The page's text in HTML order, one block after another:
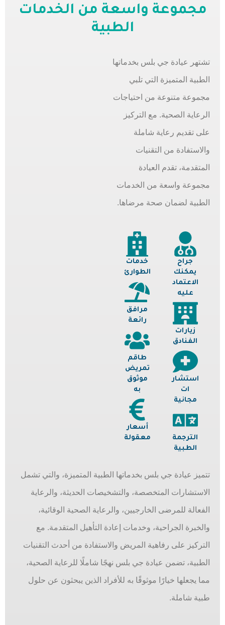
مجموعة واسعة من الخدمات
الطبية
تشتهر عيادة جي بلس بخدماتها
الطبية المتميزة التي تلبي
مجموعة متنوعة من احتياجات
الرعاية الصحية. مع التركيز
على تقديم رعاية شاملة
والاستفادة من التقنيات
المتقدمة، تقدم العيادة
مجموعة واسعة من الخدمات
الطبية لضمان صحة مرضاها.
خدمات
الطوارئ
مرافق
رائعة
طاقم
تمريض
موثوق
به
أسعار
معقولة
جراح
يمكنك
الاعتماد
عليه
زيارات
الفنادق
استشار
ات
مجانية
الترجمة
الطبية
تتميز عيادة جي بلس بخدماتها الطبية المتميزة، والتي تشمل
الاستشارات المتخصصة، والتشخيصات الحديثة، والرعاية
الفعالة للمرضى الخارجيين، والرعاية الصحية الوقائية،
والخبرة الجراحية، وخدمات إعادة التأهيل المتقدمة. مع
التركيز على رفاهية المريض والاستفادة من أحدث التقنيات
الطبية، تضمن عيادة جي بلس نهجًا شاملًا للرعاية الصحية،
مما يجعلها خيارًا موثوقًا به للأفراد الذين يبحثون عن حلول
طبية شاملة.